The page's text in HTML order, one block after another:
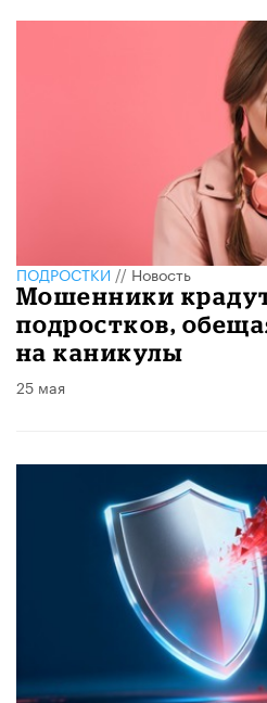
ПОДРОСТКИ//Новость
Мошенники
подростков,
на каникулы
25 мая